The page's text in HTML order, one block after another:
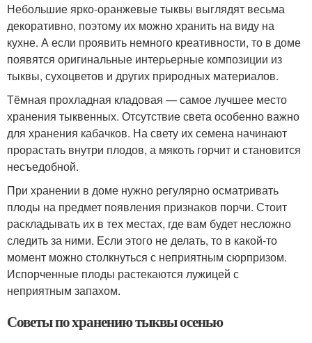
Небольшие ярко-оранжевые тыквы выглядят весьма
декоративно, поэтому их можно хранить на виду на
кухне. А если проявить немного креативности, то в доме
появятся оригинальные интерьерные композиции из
тыквы, сухоцветов и других природных материалов.
Тёмная прохладная кладовая — самое лучшее место
хранения тыквенных. Отсутствие света особенно важно
для хранения кабачков. На свету их семена начинают
прорастать внутри плодов, а мякоть горчит и становится
несъедобной.
При хранении в доме нужно регулярно осматривать
плоды на предмет появления признаков порчи. Стоит
раскладывать их в тех местах, где вам будет несложно
следить за ними. Если этого не делать, то в какой-то
момент можно столкнуться с неприятным сюрпризом.
Испорченные плоды растекаются лужицей с
неприятным запахом.
Советы по хранению тыквы осенью